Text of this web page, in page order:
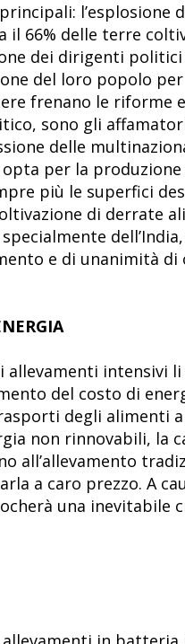
il 66% delle terre
dei dirigenti
del loro popolo
frenano le
sono gli
delle
per la
più le superfici
di derrate
e di unanimità
allevamenti
del costo di
degli alimenti
non rinnovabili, la
all’allevamento
a caro prezzo. A
una